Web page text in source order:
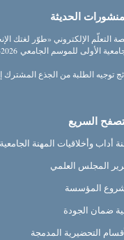
الحديثة
التعلّم الإلكتروني «طوّر لغتك
الأولى للموسم الجامعي 2026–2027.
توجيه الطلبة من الجذع
السريع
أداب وأخلاقيات المهنة الجامعية
المجلس العلمي
المؤسسة
ضمان الجودة
التحضيرية المدمجة